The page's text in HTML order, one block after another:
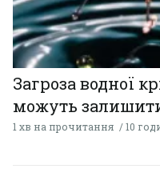
Загроза водної
можуть
1 хв на прочитання 10